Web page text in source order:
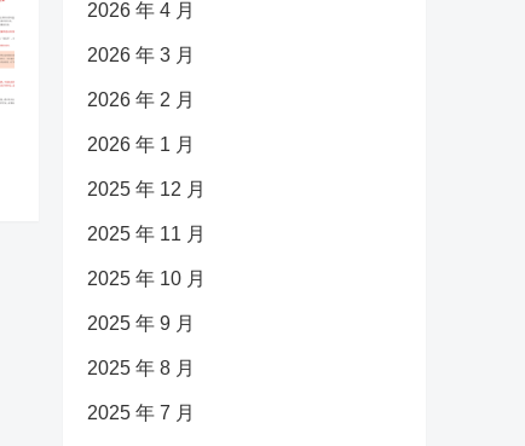
2026 年 4 月
2026 年 3 月
2026 年 2 月
2026 年 1 月
2025 年 12 月
2025 年 11 月
2025 年 10 月
2025 年 9 月
2025 年 8 月
2025 年 7 月